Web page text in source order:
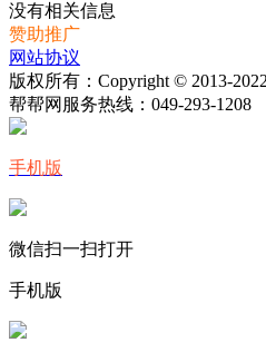
没有相关信息
赞助推广
网站协议
版权所有：Copyright © 2013-
帮帮网服务热线： 049-293-1208
手机版
微信扫一扫打开
手机版